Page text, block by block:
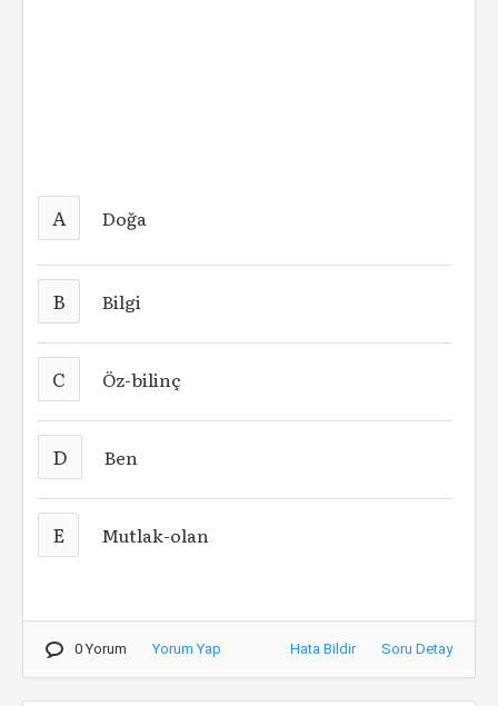
A Doğa
B Bilgi
C Öz-bilinç
D Ben
E Mutlak-olan
0 Yorum Yorum Yap Hata Bildir Soru Detay